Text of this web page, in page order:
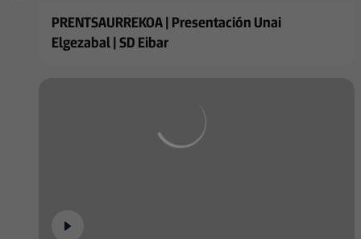
PRENTSAURREKOA | Presentación Unai
Elgezabal | SD Eibar